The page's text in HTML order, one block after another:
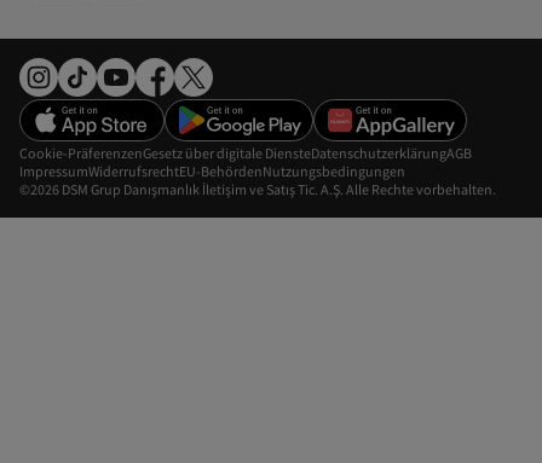
©2026 DSM Grup Danışmanlık İletişim ve Satış Tic. A.Ş. Alle Rechte vorbehalten.
Cookie-PräferenzenGesetz über digitale DiensteDatenschutzerklärungAGB
ImpressumWiderrufsrechtEU-BehördenNutzungsbedingungen